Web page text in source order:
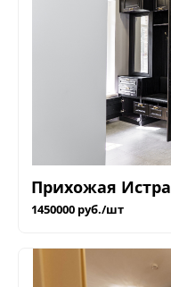
Прихожая Истра
1450000 руб./шт